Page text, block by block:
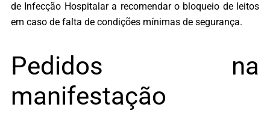
de Infecção Hospitalar a recomendar o bloqueio de leitos
em caso de falta de condições mínimas de segurança.
Pedidos na
manifestação